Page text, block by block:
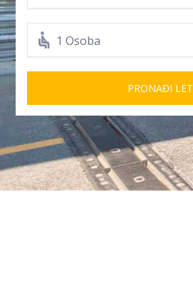
1 Osoba
PRONAĐI LET